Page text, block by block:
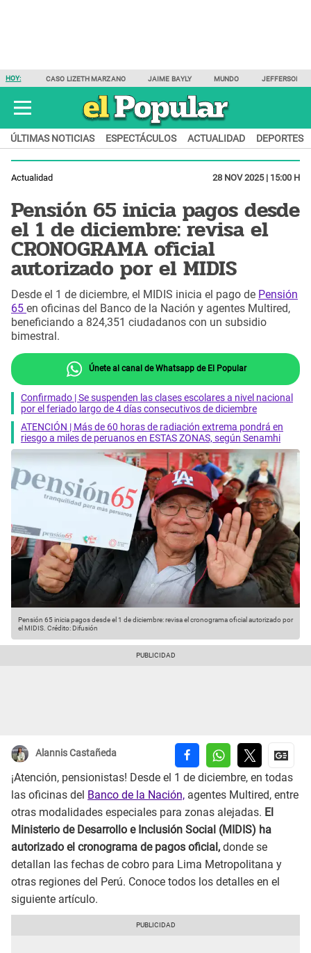
HOY: CASO LIZETH MARZANO JAIME BAYLY MUNDO JEFFERSON
ÚLTIMAS NOTICIAS ESPECTÁCULOS ACTUALIDAD DEPORTES
Actualidad 28 NOV 2025 | 15:00 H
Pensión 65 inicia pagos desde
el 1 de diciembre: revisa el
CRONOGRAMA oficial
autorizado por el MIDIS
Desde el 1 de diciembre, el MIDIS inicia el pago de Pensión
65 en oficinas del Banco de la Nación y agentes Multired,
beneficiando a 824,351 ciudadanos con un subsidio
bimestral.
Únete al canal de Whatsapp de El Popular
Confirmado | Se suspenden las clases escolares a nivel nacional
por el feriado largo de 4 días consecutivos de diciembre
ATENCIÓN | Más de 60 horas de radiación extrema pondrá en
riesgo a miles de peruanos en ESTAS ZONAS, según Senamhi
Pensión 65 inicia pagos desde el 1 de diciembre: revisa el cronograma oficial autorizado por
el MIDIS. Crédito: Difusión
Alannis Castañeda
¡Atención, pensionistas! Desde el 1 de diciembre, en todas
las oficinas del Banco de la Nación, agentes Multired, entre
otras modalidades especiales para zonas alejadas. El
Ministerio de Desarrollo e Inclusión Social (MIDIS) ha
autorizado el cronograma de pagos oficial, donde se
detallan las fechas de cobro para Lima Metropolitana y
otras regiones del Perú. Conoce todos los detalles en el
siguiente artículo.